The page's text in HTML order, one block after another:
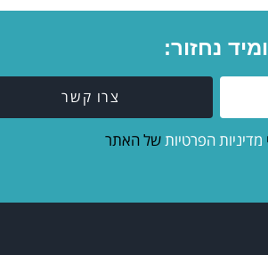
נחזור:
מדיניות הפרטיות של האתר
צרו קשר